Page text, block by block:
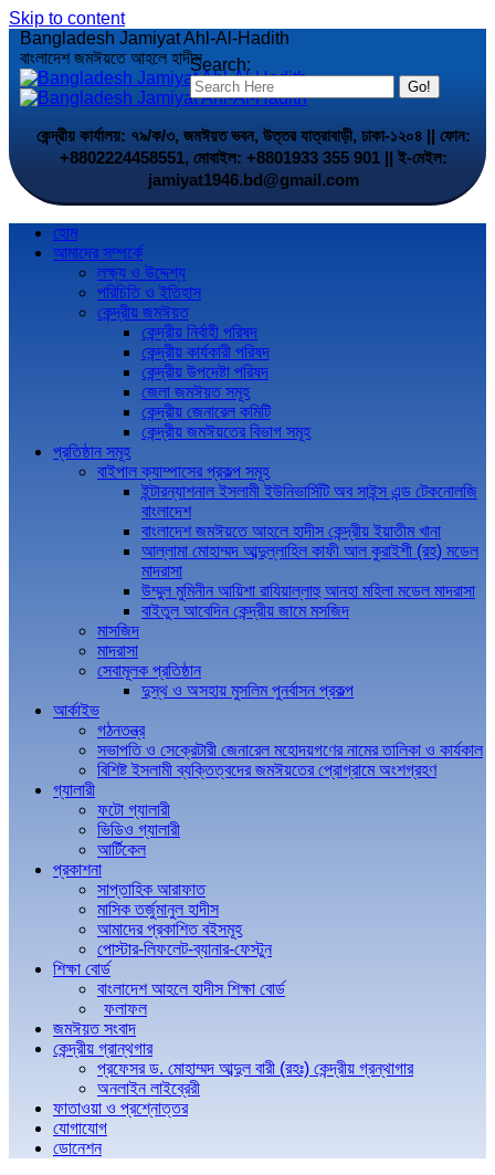
Skip to content
Search:
Bangladesh Jamiyat Ahl-Al-Hadith
বাংলাদেশ জমঈয়তে আহলে হাদীস
কেন্দ্রীয় কার্যালয়: ৭৯/ক/৩, জমঈয়ত ভবন, উত্তর যাত্রাবাড়ী, ঢাকা-১২০৪ || ফোন:
+8802224458551, মোবাইল: +8801933 355 901 || ই-মেইল:
jamiyat1946.bd@gmail.com
হোম
আমাদের সম্পর্কে
লক্ষ্য ও উদ্দেশ্য
পরিচিতি ও ইতিহাস
কেন্দ্রীয় জমঈয়ত
কেন্দ্রীয় নির্বাহী পরিষদ
কেন্দ্রীয় কার্যকারী পরিষদ
কেন্দ্রীয় উপদেষ্টা পরিষদ
জেলা জমঈয়ত সমূহ
কেন্দ্রীয় জেনারেল কমিটি
কেন্দ্রীয় জমঈয়তের বিভাগ সমূহ
প্রতিষ্ঠান সমূহ
বাইপাল ক্যাম্পাসের প্রকল্প সমূহ
ইন্টারন্যাশনাল ইসলামী ইউনিভার্সিটি অব সাইন্স এন্ড টেকনোলজি
বাংলাদেশ
বাংলাদেশ জমঈয়তে আহলে হাদীস কেন্দ্রীয় ইয়াতীম খানা
আল্লামা মোহাম্মদ আব্দুল্লাহিল কাফী আল কুরাইশী (রহ) মডেল
মাদরাসা
উম্মুল মুমিনীন আয়িশা রাযিয়াল্লাহু আনহা মহিলা মডেল মাদরাসা
বাইতুল আবেদিন কেন্দ্রীয় জামে মসজিদ
মাসজিদ
মাদরাসা
সেবামূলক প্রতিষ্ঠান
দুস্থ ও অসহায় মুসলিম পুনর্বাসন প্রকল্প
আর্কাইভ
গঠনতন্ত্র
সভাপতি ও সেক্রেটারী জেনারেল মহোদয়গণের নামের তালিকা ও কার্যকাল
বিশিষ্ট ইসলামী ব্যক্তিত্বদের জমঈয়তের প্রোগ্রামে অংশগ্রহণ
গ্যালারী
ফটো গ্যালারী
ভিডিও গ্যালারী
আর্টিকেল
প্রকাশনা
সাপ্তাহিক আরাফাত
মাসিক তর্জুমানুল হাদীস
আমাদের প্রকাশিত বইসমূহ
পোস্টার-লিফলেট-ব্যানার-ফেস্টুন
শিক্ষা বোর্ড
বাংলাদেশ আহলে হাদীস শিক্ষা বোর্ড
ফলাফল
জমঈয়ত সংবাদ
কেন্দ্রীয় গ্রান্থগার
প্রফেসর ড. মোহাম্মদ আব্দুল বারী (রহঃ) কেন্দ্রীয় গ্রন্থাগার
অনলাইন লাইব্রেরী
ফাতাওয়া ও প্রশ্নোত্তর
যোগাযোগ
ডোনেশন